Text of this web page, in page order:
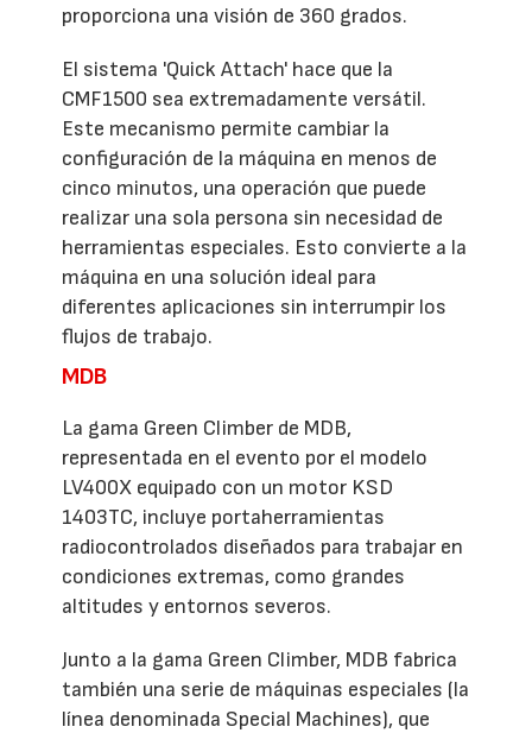
proporciona una visión de 360 grados.
El sistema 'Quick Attach' hace que la
CMF1500 sea extremadamente versátil.
Este mecanismo permite cambiar la
configuración de la máquina en menos de
cinco minutos, una operación que puede
realizar una sola persona sin necesidad de
herramientas especiales. Esto convierte a la
máquina en una solución ideal para
diferentes aplicaciones sin interrumpir los
flujos de trabajo.
MDB
La gama Green Climber de MDB,
representada en el evento por el modelo
LV400X equipado con un motor KSD
1403TC, incluye portaherramientas
radiocontrolados diseñados para trabajar en
condiciones extremas, como grandes
altitudes y entornos severos.
Junto a la gama Green Climber, MDB fabrica
también una serie de máquinas especiales (la
línea denominada Special Machines), que